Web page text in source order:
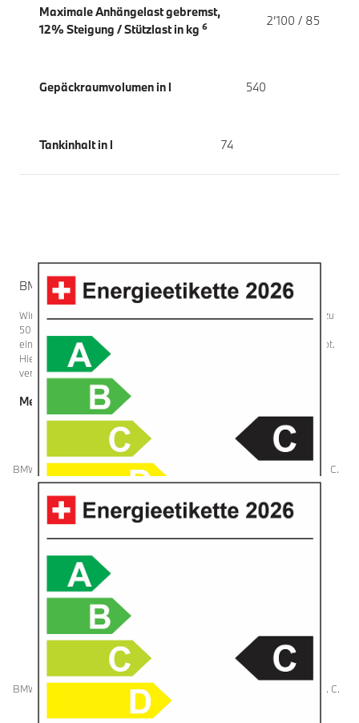
Maximale Anhängelast gebremst,
12% Steigung / Stützlast in kg 6 2’100 / 85
Gepäckraumvolumen in l 540
Tankinhalt in l 74
BMW Räder & Reifen.
Wir unterziehen die Reifen unserer Fahrzeuge strengen Tests mit bis zu
50 unterschiedlichen Qualitätskriterien – deutlich mehr, als die
einheitliche Reifenkennzeichnungspflicht der EU gesetzlich vorschreibt.
Hier finden Sie alle Informationen zu den Eigenschaften der bei BMW
verwendeten Reifen.
Mehr erfahren
BMW i7 50 xDrive, 335 kW (455 PS), 21.8 kWh/100 km, 0 g CO₂/km, Kat. C.
BMW i7 60 xDrive, 400 kW (544 PS), 21.9 kWh/100 km, 0 g CO₂/km, Kat. C.